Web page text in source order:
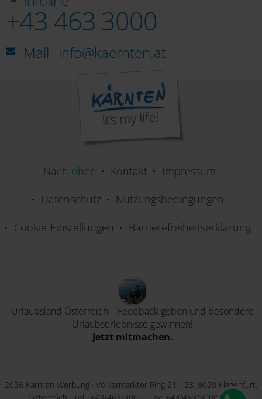
+43 463 3000
Mail info@kaernten.at
Nach oben Kontakt
Impressum
Datenschutz
Nutzungsbedingungen
Cookie-Einstellungen
Barrierefreiheitserklärung
Urlaubsland Österreich – Feedback geben und besondere
Urlaubserlebnisse gewinnen!
Jetzt mitmachen.
2026 Kärnten Werbung · Völkermarkter Ring 21 - 23, 9020 Klagenfurt,